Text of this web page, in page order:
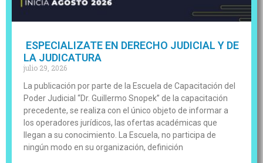
ESPECIALIZATE EN DERECHO JUDICIAL Y DE
LA JUDICATURA
julio 29, 2026
La publicación por parte de la Escuela de Capacitación del
Poder Judicial “Dr. Guillermo Snopek” de la capacitación
precedente, se realiza con el único objeto de informar a
los operadores jurídicos, las ofertas académicas que
llegan a su conocimiento. La Escuela, no participa de
ningún modo en su organización, definición